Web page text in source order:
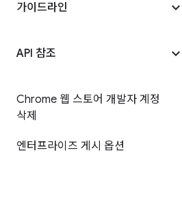
가이드라인
API 참조
Chrome 웹 스토어 개발자 계정
삭제
엔터프라이즈 게시 옵션